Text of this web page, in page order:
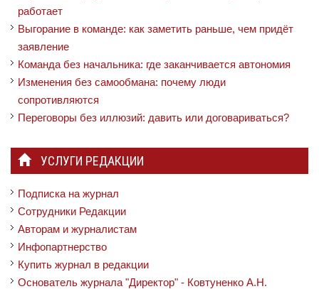
работает
Выгорание в команде: как заметить раньше, чем придёт
заявление
Команда без начальника: где заканчивается автономия
Изменения без самообмана: почему люди
сопротивляются
Переговоры без иллюзий: давить или договариваться?
УСЛУГИ РЕДАКЦИИ
Подписка на журнал
Сотрудники Редакции
Авторам и журналистам
Инфопартнерство
Купить журнал в редакции
Основатель журнала "Директор" - Ковтуненко А.Н.